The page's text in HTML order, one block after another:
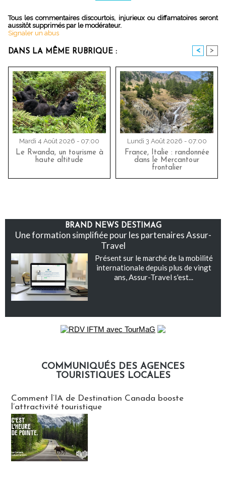
Tous les commentaires discourtois, injurieux ou diffamatoires seront
aussitôt supprimés par le modérateur.
Signaler un abus
DANS LA MÊME RUBRIQUE : < >
Mardi 4 Août 2026 - 07:00
Le Rwanda, un tourisme à
haute altitude
Lundi 3 Août 2026 - 07:00
France, Italie : randonnée
dans le Mercantour
frontalier
BRAND NEWS DESTIMAG
Une formation simplifiée pour les partenaires Assur-
Travel
Présent sur le marché de la mobilité
internationale depuis plus de vingt
ans, Assur-Travel s'est...
COMMUNIQUÉS DES AGENCES
TOURISTIQUES LOCALES
Comment l’IA de Destination Canada booste
l’attractivité touristique